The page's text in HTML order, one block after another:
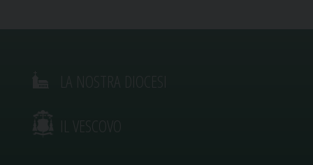
IL VESCOVO